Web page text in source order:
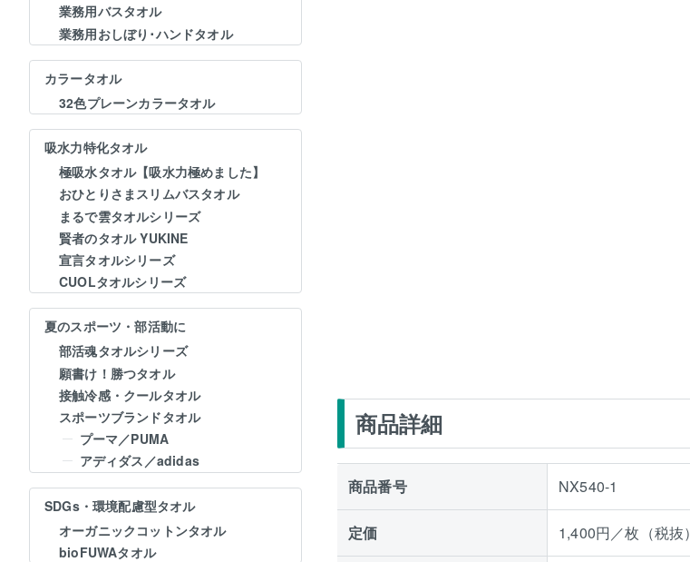
業務用バスタオル
業務用おしぼり･ハンドタオル
カラータオル
32色プレーンカラータオル
吸水力特化タオル
極吸水タオル【吸水力極めました】
おひとりさまスリムバスタオル
まるで雲タオルシリーズ
賢者のタオル YUKINE
宣言タオルシリーズ
CUOLタオルシリーズ
夏のスポーツ・部活動に
部活魂タオルシリーズ
願書け！勝つタオル
接触冷感・クールタオル
スポーツブランドタオル
プーマ／PUMA
アディダス／adidas
SDGs・環境配慮型タオル
オーガニックコットンタオル
bioFUWAタオル
商品詳細
商品番号 NX540-1
定価 1,400円／枚（税抜）